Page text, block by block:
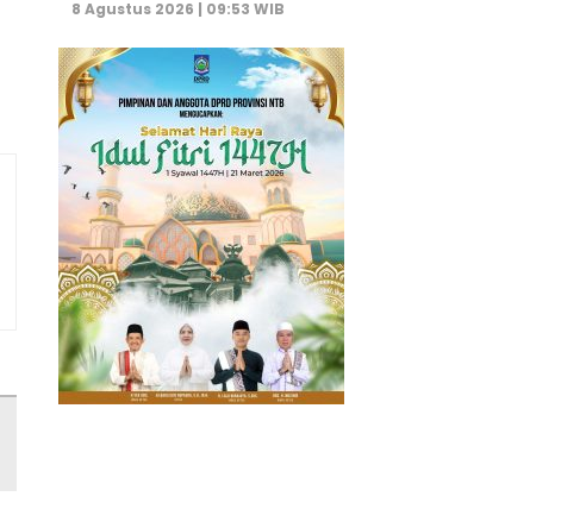
8 Agustus 2026 | 09:53 WIB